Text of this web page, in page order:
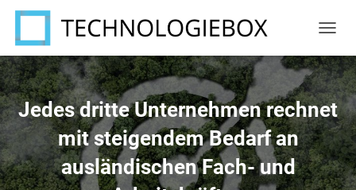
A
V
I
G
A
T
I
O
N
Jedes dritte Unternehmen rechnet
mit steigendem Bedarf an
ausländischen Fach- und